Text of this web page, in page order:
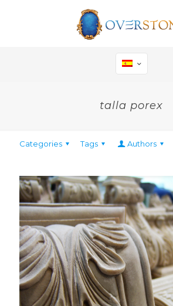
talla porex
Categories Tags Authors